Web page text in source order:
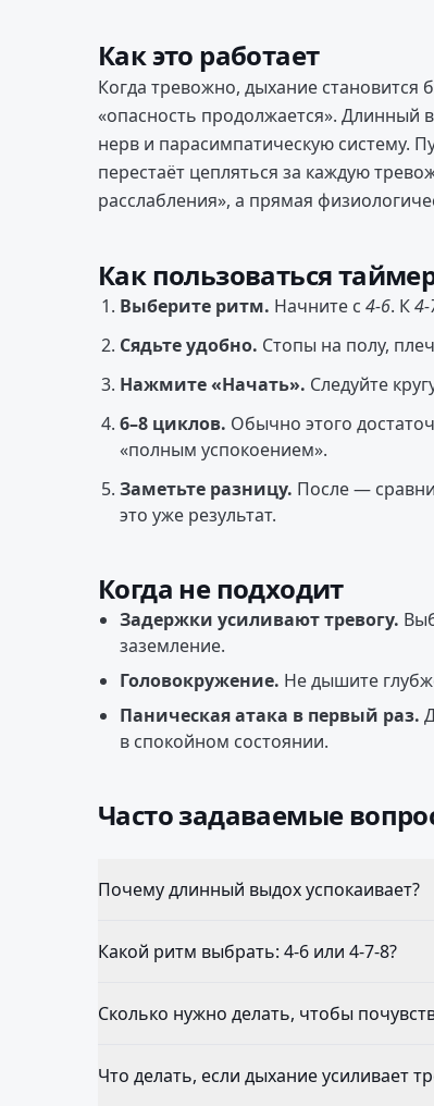
Как это работает
Когда тревожно, дыхание
«опасность продолжается». Длинный
нерв и парасимпатическую систему.
перестаёт цепляться за каждую
расслабления», а прямая
Как пользоваться
Выберите ритм. Начните с 4-6. К4-
Сядьте удобно. Стопы на полу,
Нажмите «Начать». Следуйте
6–8 циклов. Обычно этого
«полным успокоением».
Заметьте разницу. После —
это уже результат.
Когда не подходит
Задержки усиливают тревогу.
заземление.
Головокружение. Не дышите
Паническая атака в первый раз.
в спокойном состоянии.
Часто задаваемые
Почему длинный выдох успокаивает?
Какой ритм выбрать: 4-6 или 4-7-8?
Сколько нужно делать, чтобы
Что делать, если дыхание усиливает